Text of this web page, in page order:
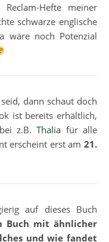
Hefte meiner
schwarze englische
wäre noch Potenzial
dann schaut doch
ist bereits erhältlich,
z.B.Thalia für alle
erscheint erst am 21.
auf dieses Buch
Buch mit ähnlicher
und wie fandet